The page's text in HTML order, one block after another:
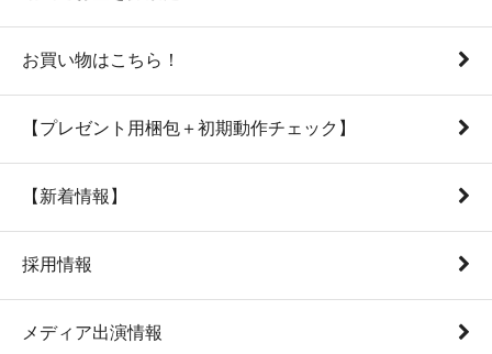
お買い物はこちら！
【プレゼント用梱包＋初期動作チェック】
【新着情報】
採用情報
メディア出演情報